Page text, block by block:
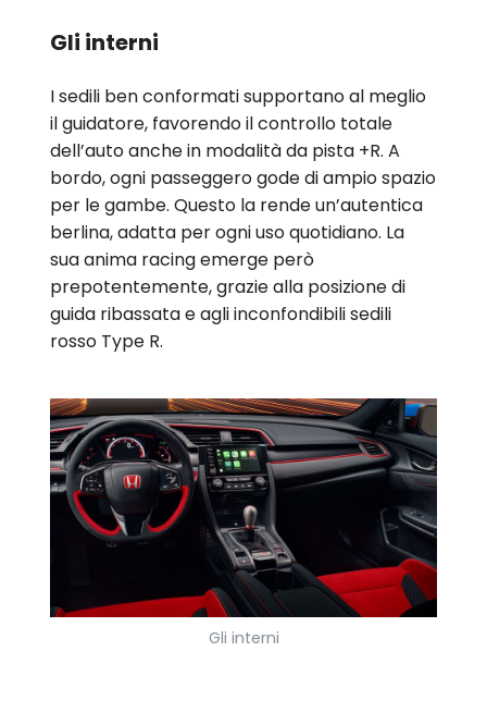
Gli interni
I sedili ben conformati supportano al meglio
il guidatore, favorendo il controllo totale
dell’auto anche in modalità da pista +R. A
bordo, ogni passeggero gode di ampio spazio
per le gambe. Questo la rende un’autentica
berlina, adatta per ogni uso quotidiano. La
sua anima racing emerge però
prepotentemente, grazie alla posizione di
guida ribassata e agli inconfondibili sedili
rosso Type R.
Gli interni